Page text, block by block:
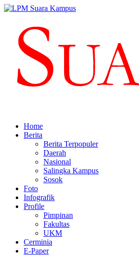
Home
Berita
Berita Terpopuler
Daerah
Nasional
Salingka Kampus
Sosok
Foto
Infografik
Profile
Pimpinan
Fakultas
UKM
Cerminia
E-Paper